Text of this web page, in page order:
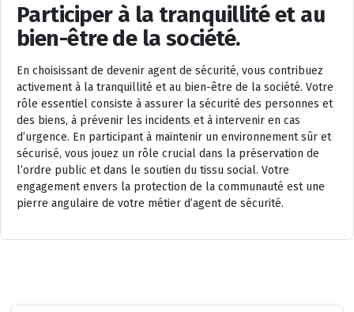
Participer à la tranquillité et au
bien-être de la société.
En choisissant de devenir agent de sécurité, vous contribuez
activement à la tranquillité et au bien-être de la société. Votre
rôle essentiel consiste à assurer la sécurité des personnes et
des biens, à prévenir les incidents et à intervenir en cas
d’urgence. En participant à maintenir un environnement sûr et
sécurisé, vous jouez un rôle crucial dans la préservation de
l’ordre public et dans le soutien du tissu social. Votre
engagement envers la protection de la communauté est une
pierre angulaire de votre métier d’agent de sécurité.